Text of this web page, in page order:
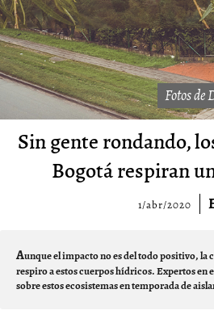
Fotos de
Sin gente rondando,
Bogotá respiran
1/abr/2020
Aunque el impacto no es del todo positivo, la
respiro a estos cuerpos hídricos. Expertos en
sobre estos ecosistemas en temporada de